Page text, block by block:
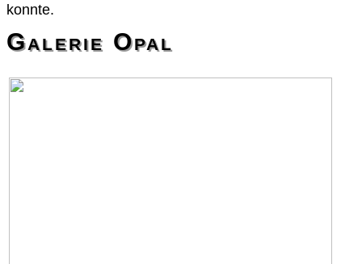
konnte.
Galerie Opal